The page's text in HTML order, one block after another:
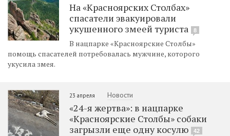
На «Красноярских Столбах»
спасатели эвакуировали
укушенного змеей туриста
8
В нацпарке «Красноярские Столбы»
помощь спасателей потребовалась мужчине, которого
укусила змея.
23 апреля Новости
«24-я жертва»: в нацпарке
«Красноярские Столбы» собаки
загрызли еще одну косулю
42